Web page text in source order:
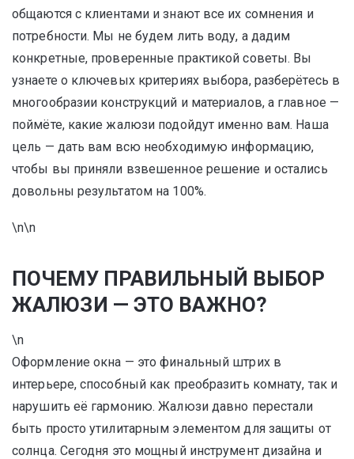
общаются с клиентами и знают все их сомнения и
потребности. Мы не будем лить воду, а дадим
конкретные, проверенные практикой советы. Вы
узнаете о ключевых критериях выбора, разберётесь в
многообразии конструкций и материалов, а главное —
поймёте, какие жалюзи подойдут именно вам. Наша
цель — дать вам всю необходимую информацию,
чтобы вы приняли взвешенное решение и остались
довольны результатом на 100%.
\n\n
ПОЧЕМУ ПРАВИЛЬНЫЙ ВЫБОР
ЖАЛЮЗИ — ЭТО ВАЖНО?
\n
Оформление окна — это финальный штрих в
интерьере, способный как преобразить комнату, так и
нарушить её гармонию. Жалюзи давно перестали
быть просто утилитарным элементом для защиты от
солнца. Сегодня это мощный инструмент дизайна и